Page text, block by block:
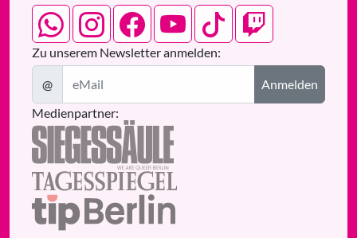
Zu unserem Newsletter anmelden:
@
Anmelden
Medienpartner: